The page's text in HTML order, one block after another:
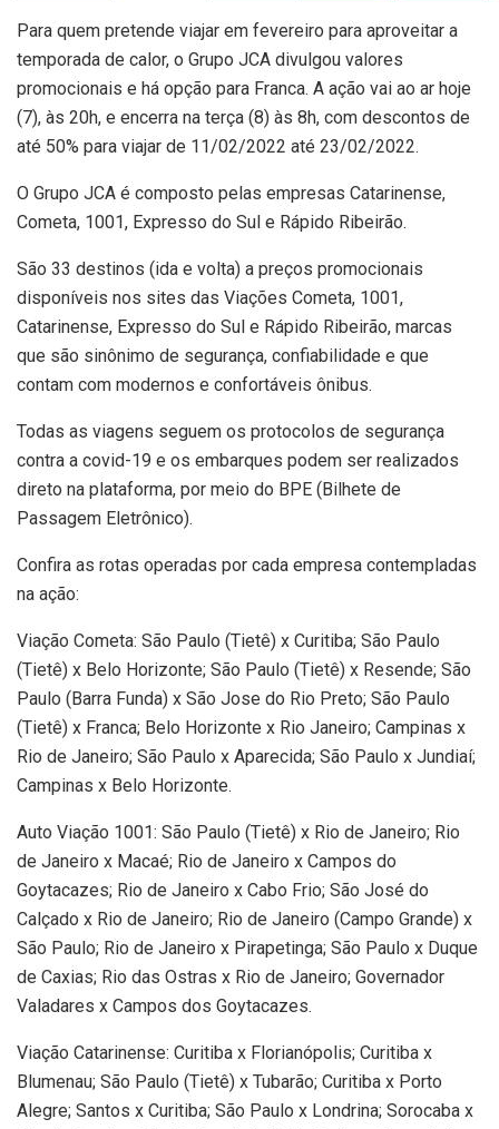
Para quem pretende viajar em fevereiro para aproveitar a
temporada de calor, o Grupo JCA divulgou valores
promocionais e há opção para Franca. A ação vai ao ar hoje
(7), às 20h, e encerra na terça (8) às 8h, com descontos de
até 50% para viajar de 11/02/2022 até 23/02/2022.
O Grupo JCA é composto pelas empresas Catarinense,
Cometa, 1001, Expresso do Sul e Rápido Ribeirão.
São 33 destinos (ida e volta) a preços promocionais
disponíveis nos sites das Viações Cometa, 1001,
Catarinense, Expresso do Sul e Rápido Ribeirão, marcas
que são sinônimo de segurança, confiabilidade e que
contam com modernos e confortáveis ônibus.
Todas as viagens seguem os protocolos de segurança
contra a covid-19 e os embarques podem ser realizados
direto na plataforma, por meio do BPE (Bilhete de
Passagem Eletrônico).
Confira as rotas operadas por cada empresa contempladas
na ação:
Viação Cometa: São Paulo (Tietê) x Curitiba; São Paulo
(Tietê) x Belo Horizonte; São Paulo (Tietê) x Resende; São
Paulo (Barra Funda) x São Jose do Rio Preto; São Paulo
(Tietê) x Franca; Belo Horizonte x Rio Janeiro; Campinas x
Rio de Janeiro; São Paulo x Aparecida; São Paulo x Jundiaí;
Campinas x Belo Horizonte.
Auto Viação 1001: São Paulo (Tietê) x Rio de Janeiro; Rio
de Janeiro x Macaé; Rio de Janeiro x Campos do
Goytacazes; Rio de Janeiro x Cabo Frio; São José do
Calçado x Rio de Janeiro; Rio de Janeiro (Campo Grande) x
São Paulo; Rio de Janeiro x Pirapetinga; São Paulo x Duque
de Caxias; Rio das Ostras x Rio de Janeiro; Governador
Valadares x Campos dos Goytacazes.
Viação Catarinense: Curitiba x Florianópolis; Curitiba x
Blumenau; São Paulo (Tietê) x Tubarão; Curitiba x Porto
Alegre; Santos x Curitiba; São Paulo x Londrina; Sorocaba x